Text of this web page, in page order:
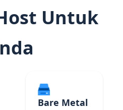
Untuk
Bare Metal